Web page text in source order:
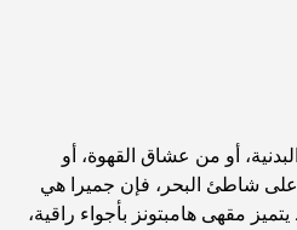
دبي: دليل شامل لعشاق القهوة
أو من عشاق القهوة، أو
شاطئ البحر، فإن جميرا هي
يتميز مقهى هامبتونز بأجواء راقية،